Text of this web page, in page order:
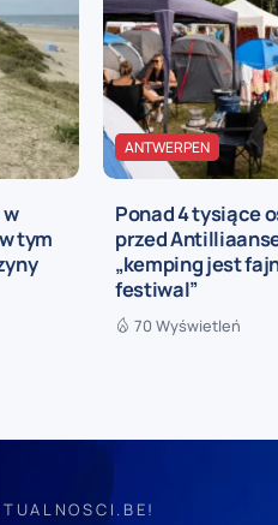
tym
ANTWERPEN
Ponad 4 tysiące
przed
„kemping jest
festiwal”
70 Wyświetleń